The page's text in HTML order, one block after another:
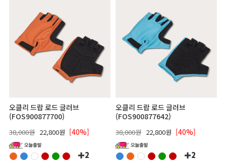
오클리 드랍 로드 글러브
(FOS900877700)
38,000원 22,800원 [40%]
2
오클리 드랍 로드 글러브
(FOS900877642)
38,000원 22,800원 [40%]
2